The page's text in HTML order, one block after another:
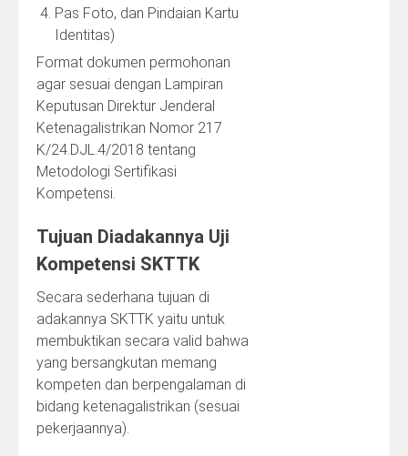
Pas Foto, dan Pindaian Kartu
Identitas)
Format dokumen permohonan
agar sesuai dengan Lampiran
Keputusan Direktur Jenderal
Ketenagalistrikan Nomor 217
K/24.DJL.4/2018 tentang
Metodologi Sertifikasi
Kompetensi.
Tujuan Diadakannya Uji
Kompetensi SKTTK
Secara sederhana tujuan di
adakannya SKTTK yaitu untuk
membuktikan secara valid bahwa
yang bersangkutan memang
kompeten dan berpengalaman di
bidang ketenagalistrikan (sesuai
pekerjaannya).